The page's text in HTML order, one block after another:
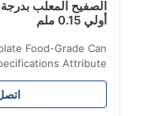
الصفيح المعلب بدرجة
Specifications Attribute
Name 0.5mm MR Steel
Can Material Material
/ TFS Tin Coating
اتصل الآن